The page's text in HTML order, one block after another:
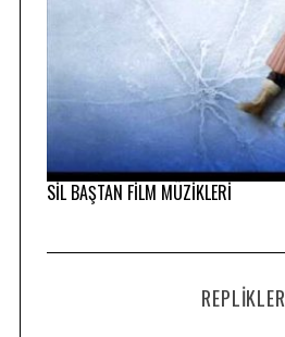
SİL BAŞTAN FİLM MÜZİKLERİ
REPLIKLER